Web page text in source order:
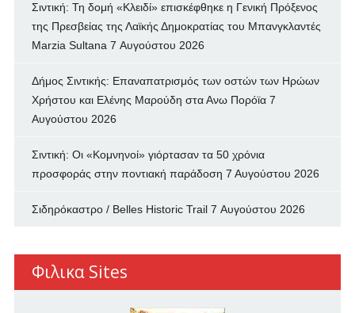
Σιντική: Τη δομή «Κλειδί» επισκέφθηκε η Γενική Πρόξενος
της Πρεσβείας της Λαϊκής Δημοκρατίας του Μπανγκλαντές
Marzia Sultana 7 Αυγούστου 2026
Δήμος Σιντικής: Επαναπατρισμός των oστών των Ηρώων
Χρήστου και Ελένης Μαρούδη στα Ανω Πορόϊα 7
Αυγούστου 2026
Σιντική: Οι «Κομνηνοί» γιόρτασαν τα 50 χρόνια
προσφοράς στην ποντιακή παράδοση 7 Αυγούστου 2026
Σιδηρόκαστρο / Belles Historic Trail 7 Αυγούστου 2026
Φιλικα Sites